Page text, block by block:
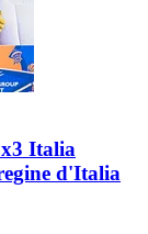
Italia
d'Italia